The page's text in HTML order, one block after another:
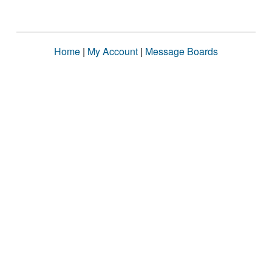
Home | My Account | Message Boards